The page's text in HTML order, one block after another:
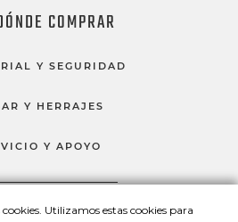
Utilizamos estas cookies para
COMPRAR
Y SEGURIDAD
Y HERRAJES
Y APOYO